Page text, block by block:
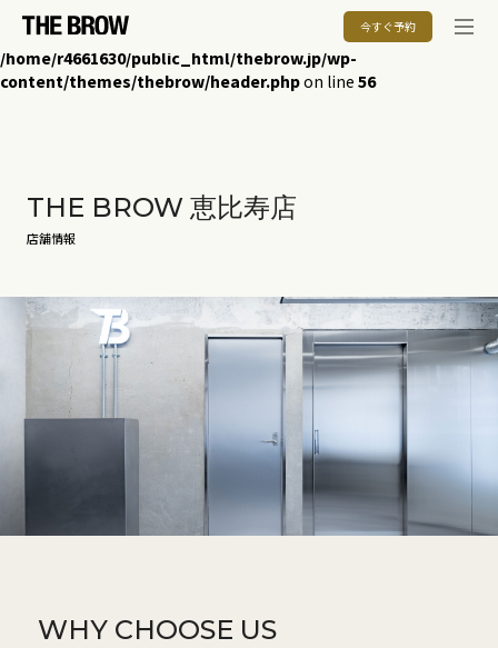
Warning : Undefined array key "HTTP_ACCEPT_LANGUAGE" in
/home/r4661630/public_html/thebrow.jp/wp-
content/themes/thebrow/header.phpon line 56
今すぐ予約
THE BROW 恵比寿店
店舗情報
WHY CHOOSE US